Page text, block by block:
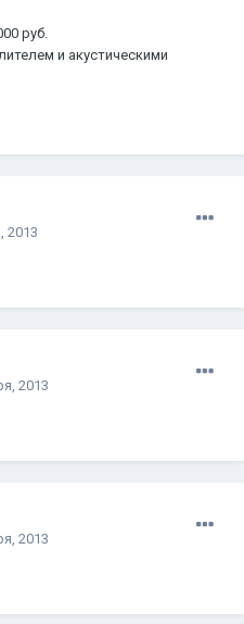
руб.
и акустическими
2013
2013
2013